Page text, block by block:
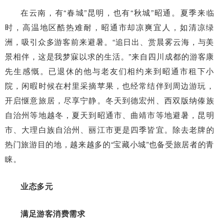
在云南，有“春城”昆明，也有“秋城”昭通。夏季来临
时，高温地区酷热难耐，昭通市却凉爽宜人，如清凉绿
洲，吸引众多游客前来避暑。“追日出、赏晨雾云海，与美
景相伴，这是我梦寐以求的生活。”来自四川成都的游客康
先生感慨。已退休的他与老友们相约来到昭通市租下小
院，闲暇时候在村里采摘苹果，也经常结伴到周边游玩，
开启惬意旅居，尽享宁静。冬天到德宏州、西双版纳傣族
自治州等地越冬，夏天到昭通市、曲靖市等地避暑，昆明
市、大理白族自治州、丽江市更是四季皆宜。除去老牌的
热门旅游目的地，越来越多的“宝藏小城”也备受旅居者的青
睐。
业态多元
满足游客消费需求